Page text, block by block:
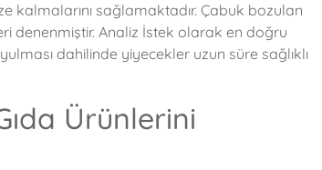
kalmalarını sağlamaktadır. Çabuk bozulan
denenmiştir. Analiz İstek olarak en doğru
dahilinde yiyecekler uzun süre sağlıklı
Ürünlerini